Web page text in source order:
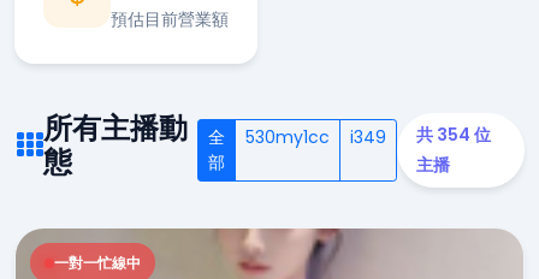
預估目前營業額
所有主播動
態
全
部
530my1cc i349
共 354 位
主播
一對一忙線中